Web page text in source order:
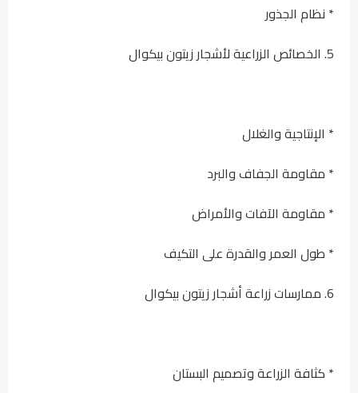
* نظام الجذور
5. الخصائص الزراعية لأشجار زيتون بيكوال
* الإنتاجية والغلال
* مقاومة الجفاف والبرد
* مقاومة الآفات والأمراض
* طول العمر والقدرة على التكيف
6. ممارسات زراعة أشجار زيتون بيكوال
* كثافة الزراعة وتصميم البستان